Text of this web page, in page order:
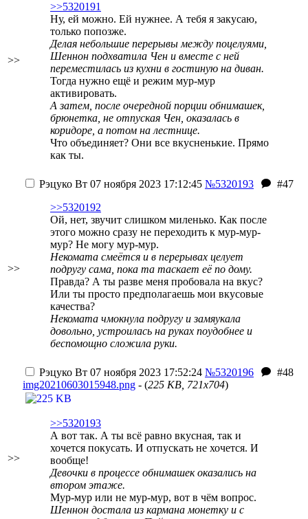
>>
>>5320191
Ну, ей можно. Ей нужнее. А тебя я закусаю,
только попозже.
Делая небольшие перерывы между поцелуями,
Шеннон подхватила Чен и вместе с ней
переместилась из кухни в гостиную на диван.
Тогда нужно ещё и режим мур-мур
активировать.
А затем, после очередной порции обнимашек,
брюнетка, не отпуская Чен, оказалась в
коридоре, а потом на лестнице.
Что объединяет? Они все вкусненькие. Прямо
как ты.
>>
Рэцуко Вт 07 ноября 2023 17:12:45 №5320193
#47
>>5320192
Ой, нет, звучит слишком миленько. Как после
этого можно сразу не переходить к мур-мур-
мур? Не могу мур-мур.
Некомата смеётся и в перерывах целует
подругу сама, пока та таскает её по дому.
Правда? А ты разве меня пробовала на вкус?
Или ты просто предполагаешь мои вкусовые
качества?
Некомата чмокнула подругу и замяукала
довольно, устроилась на руках поудобнее и
беспомощно сложила руки.
>>
Рэцуко Вт 07 ноября 2023 17:52:24 №5320196
#48
img20210603015948.png - (225 KB, 721x704)
>>5320193
А вот так. А ты всё равно вкусная, так и
хочется покусать. И отпускать не хочется. И
вообще!
Девочки в процессе обнимашек оказались на
втором этаже.
Мур-мур или не мур-мур, вот в чём вопрос.
Шеннон достала из кармана монетку и с